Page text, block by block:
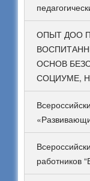
ОПЫТ ДОО
ОСНОВ
СОЦИУМЕ,
работников